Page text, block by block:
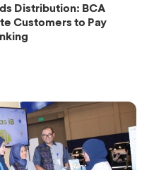
Distribution: BCA
Customers to Pay